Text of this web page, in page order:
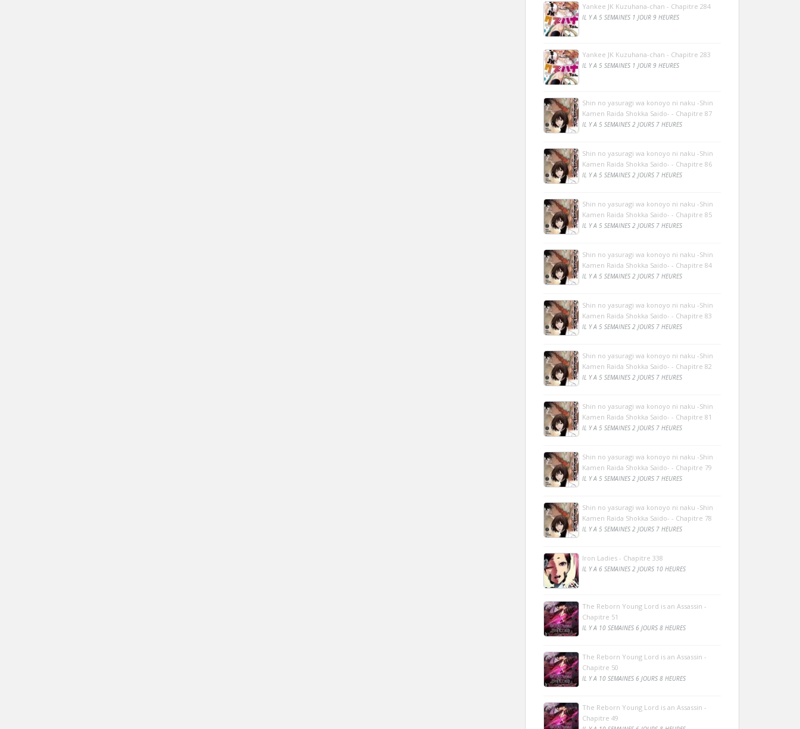
Yankee JK Kuzuhana-chan - Chapitre 284
IL Y A 5 SEMAINES 1 JOUR 9 HEURES
Yankee JK Kuzuhana-chan - Chapitre 283
IL Y A 5 SEMAINES 1 JOUR 9 HEURES
Shin no yasuragi wa konoyo ni naku -Shin
Kamen Raida Shokka Saido- - Chapitre 87
IL Y A 5 SEMAINES 2 JOURS 7 HEURES
Shin no yasuragi wa konoyo ni naku -Shin
Kamen Raida Shokka Saido- - Chapitre 86
IL Y A 5 SEMAINES 2 JOURS 7 HEURES
Shin no yasuragi wa konoyo ni naku -Shin
Kamen Raida Shokka Saido- - Chapitre 85
IL Y A 5 SEMAINES 2 JOURS 7 HEURES
Shin no yasuragi wa konoyo ni naku -Shin
Kamen Raida Shokka Saido- - Chapitre 84
IL Y A 5 SEMAINES 2 JOURS 7 HEURES
Shin no yasuragi wa konoyo ni naku -Shin
Kamen Raida Shokka Saido- - Chapitre 83
IL Y A 5 SEMAINES 2 JOURS 7 HEURES
Shin no yasuragi wa konoyo ni naku -Shin
Kamen Raida Shokka Saido- - Chapitre 82
IL Y A 5 SEMAINES 2 JOURS 7 HEURES
Shin no yasuragi wa konoyo ni naku -Shin
Kamen Raida Shokka Saido- - Chapitre 81
IL Y A 5 SEMAINES 2 JOURS 7 HEURES
Shin no yasuragi wa konoyo ni naku -Shin
Kamen Raida Shokka Saido- - Chapitre 79
IL Y A 5 SEMAINES 2 JOURS 7 HEURES
Shin no yasuragi wa konoyo ni naku -Shin
Kamen Raida Shokka Saido- - Chapitre 78
IL Y A 5 SEMAINES 2 JOURS 7 HEURES
Iron Ladies - Chapitre 338
IL Y A 6 SEMAINES 2 JOURS 10 HEURES
The Reborn Young Lord is an Assassin -
Chapitre 51
IL Y A 10 SEMAINES 6 JOURS 8 HEURES
The Reborn Young Lord is an Assassin -
Chapitre 50
IL Y A 10 SEMAINES 6 JOURS 8 HEURES
The Reborn Young Lord is an Assassin -
Chapitre 49